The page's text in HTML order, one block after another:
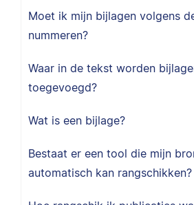
Moet ik mijn bijlagen volgens
nummeren?
Waar in de tekst worden
toegevoegd?
Wat is een bijlage?
Bestaat er een tool die mijn
automatisch kan rangschikken?